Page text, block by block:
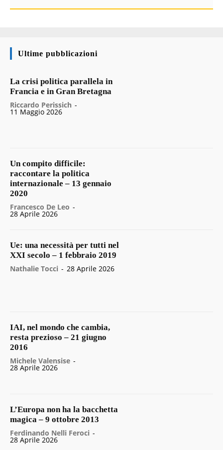
Ultime pubblicazioni
La crisi politica parallela in
Francia e in Gran Bretagna
Riccardo Perissich -
11 Maggio 2026
Un compito difficile:
raccontare la politica
internazionale – 13 gennaio
2020
Francesco De Leo -
28 Aprile 2026
Ue: una necessità per tutti nel
XXI secolo – 1 febbraio 2019
Nathalie Tocci - 28 Aprile 2026
IAI, nel mondo che cambia,
resta prezioso – 21 giugno
2016
Michele Valensise -
28 Aprile 2026
L’Europa non ha la bacchetta
magica – 9 ottobre 2013
Ferdinando Nelli Feroci -
28 Aprile 2026